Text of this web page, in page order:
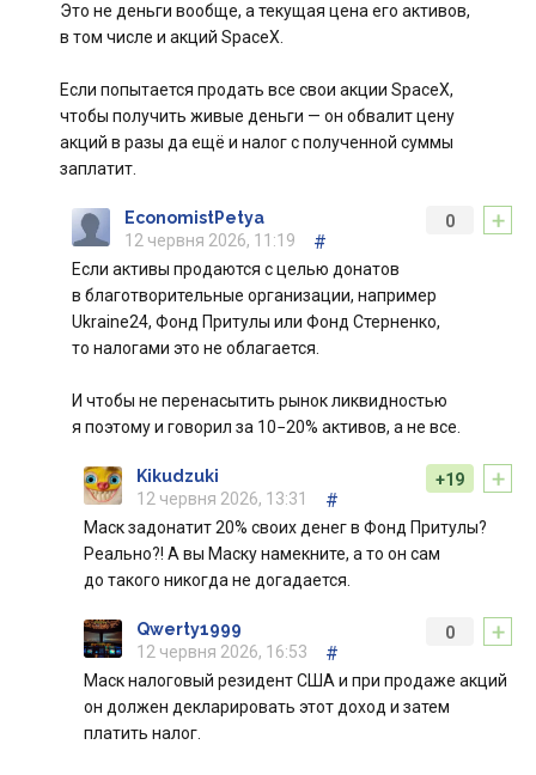
Это не деньги вообще, а текущая цена его активов,
в том числе и акций SpaceX.
Если попытается продать все свои акции SpaceX,
чтобы получить живые деньги — он обвалит цену
акций в разы да ещё и налог с полученной суммы
заплатит.
+
0
EconomistPetya
12 червня 2026, 11:19
#
Если активы продаются с целью донатов
в благотворительные организации, например
Ukraine24, Фонд Притулы или Фонд Стерненко,
то налогами это не облагается.
И чтобы не перенасытить рынок ликвидностью
я поэтому и говорил за 10−20% активов, а не все.
+
+19
Kikudzuki
12 червня 2026, 13:31
#
Маск задонатит 20% своих денег в Фонд Притулы?
Реально?! А вы Маску намекните, а то он сам
до такого никогда не догадается.
+
0
Qwerty1999
12 червня 2026, 16:53
#
Маск налоговый резидент США и при продаже акций
он должен декларировать этот доход и затем
платить налог.